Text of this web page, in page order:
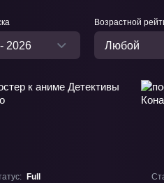
2026
Возрастной
Любой
Full